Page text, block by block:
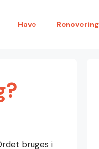
Have Renovering
bruges i